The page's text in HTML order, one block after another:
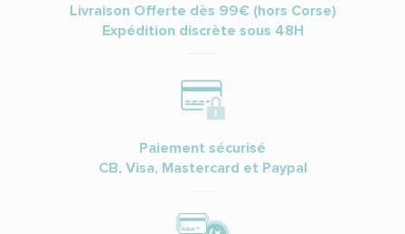
Livraison Offerte dès 99€ (hors Corse)
Expédition discrète sous 48H
Paiement sécurisé
CB, Visa, Mastercard et Paypal